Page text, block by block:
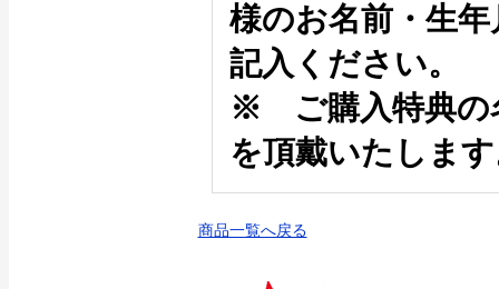
様のお名前・生
記入ください。
※ ご購入特典の
を頂戴いたしま
商品一覧へ戻る